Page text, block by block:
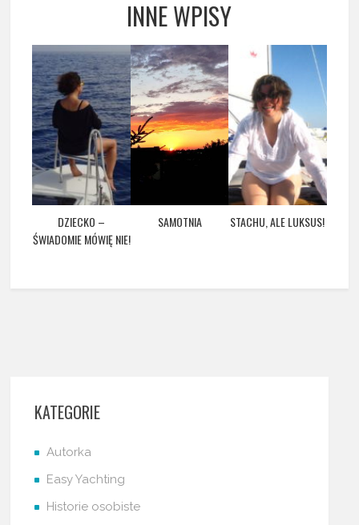
INNE WPISY
DZIECKO –
ŚWIADOMIE MÓWIĘ NIE!
SAMOTNIA STACHU, ALE LUKSUS!
KATEGORIE
Autorka
Easy Yachting
Historie osobiste